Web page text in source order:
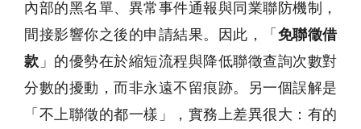
內部的黑名單、異常事件通報與同業聯防機制，
間接影響你之後的申請結果。因此，「 免聯徵借
款 」的優勢在於縮短流程與降低聯徵查詢次數對
分數的擾動，而非永遠不留痕跡。另一個誤解是
「不上聯徵的都一樣」，實務上差異很大：有的